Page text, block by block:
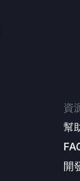
資
幫
開